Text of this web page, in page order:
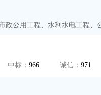
中标： 966 诚信： 971